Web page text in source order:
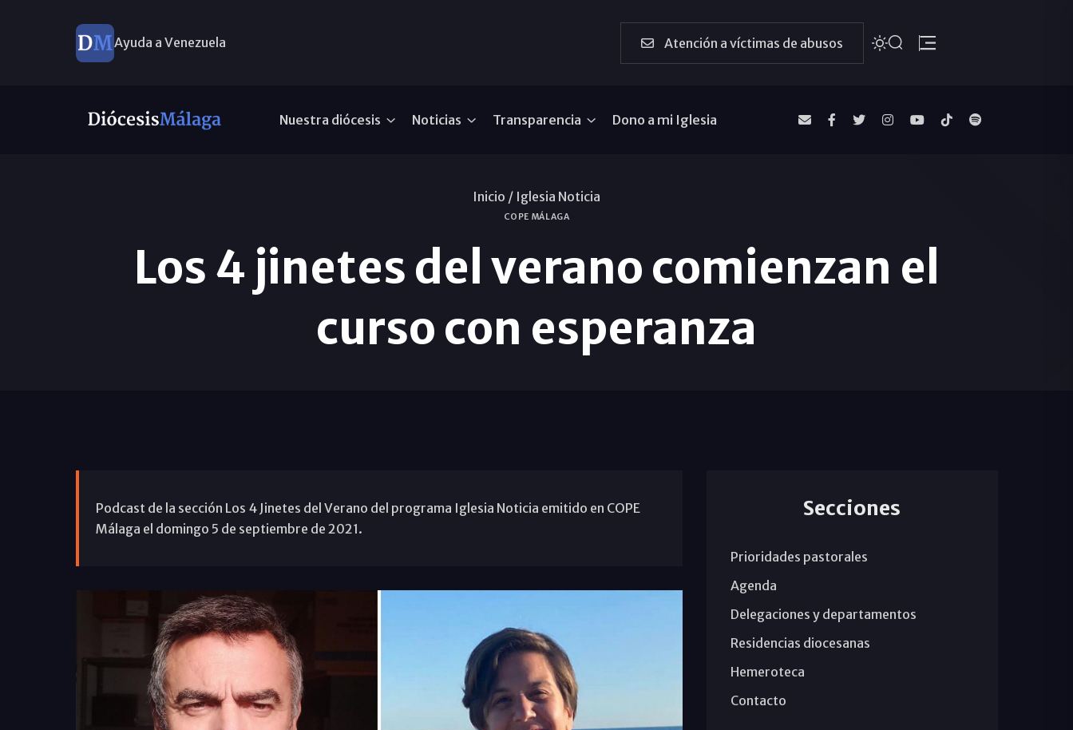
Ayuda a Venezuela Atención a víctimas de abusos
Nuestra diócesis Noticias Transparencia Dono a mi Iglesia
Inicio / Iglesia Noticia
COPE MÁLAGA
Los 4 jinetes del verano comienzan el
curso con esperanza
Podcast de la sección Los 4 Jinetes del Verano del programa Iglesia Noticia emitido en COPE
Málaga el domingo 5 de septiembre de 2021.
Secciones
Prioridades pastorales
Agenda
Delegaciones y departamentos
Residencias diocesanas
Hemeroteca
Contacto